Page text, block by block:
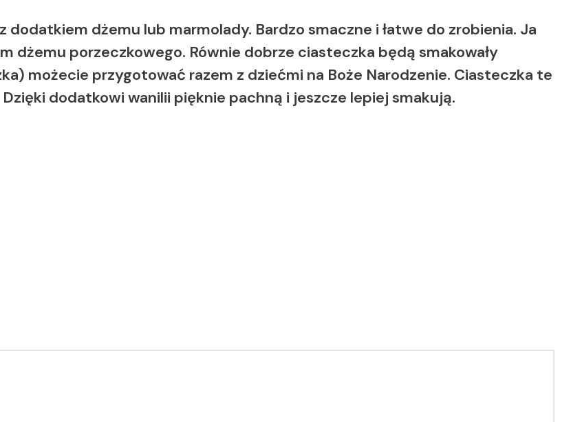
dżemu lub marmolady. Bardzo smaczne i łatwe do zrobienia. Ja
dżemu porzeczkowego. Równie dobrze ciasteczka będą smakowały
możecie przygotować razem z dziećmi na Boże Narodzenie. Ciasteczka te
dodatkowi wanilii pięknie pachną i jeszcze lepiej smakują.